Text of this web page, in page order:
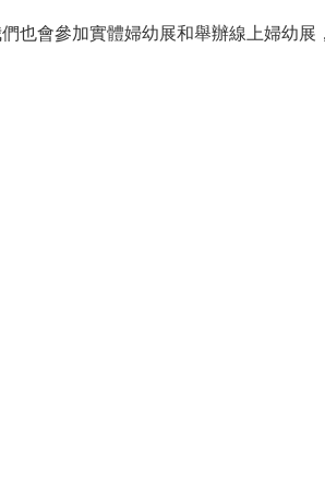
也會參加實體婦幼展和舉辦線上婦幼